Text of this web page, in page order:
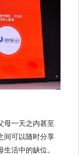
母一天之内甚至
间可以随时分享
活中的缺位。